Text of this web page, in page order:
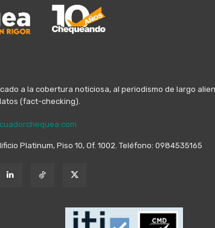
a la cobertura noticiosa, al periodismo de largo
(fact-checking).
Platinum, Piso 10, Of. 1002. Teléfono: 0984535165